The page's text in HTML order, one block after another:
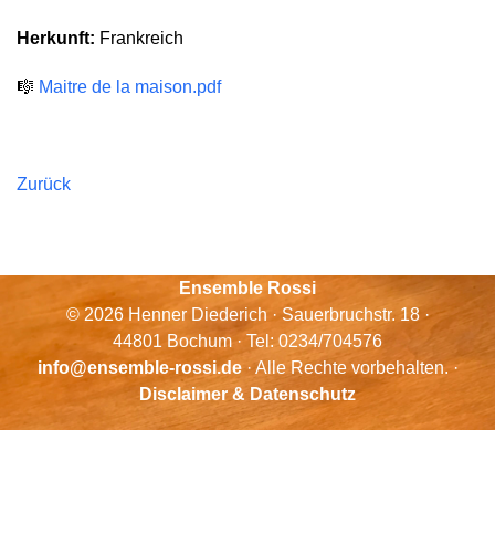
Herkunft: Frankreich
🎼 Maitre de la maison.pdf
Zurück
Ensemble Rossi
© 2026 Henner Diederich · Sauerbruchstr. 18 ·
44801 Bochum · Tel: 0234/704576
info@ensemble-rossi.de· Alle Rechte vorbehalten. ·
Disclaimer & Datenschutz